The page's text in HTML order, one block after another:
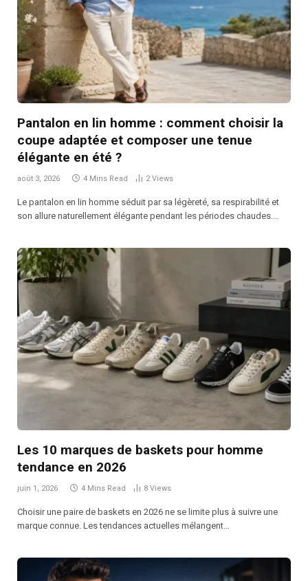
Pantalon en lin homme : comment choisir la
coupe adaptée et composer une tenue
élégante en été ?
août 3, 2026 4 Mins Read 2Views
Le pantalon en lin homme séduit par sa légèreté, sa respirabilité et
son allure naturellement élégante pendant les périodes chaudes.…
Les 10 marques de baskets pour homme
tendance en 2026
juin 1, 2026 4 Mins Read 8 Views
Choisir une paire de baskets en 2026 ne se limite plus à suivre une
marque connue. Les tendances actuelles mélangent…